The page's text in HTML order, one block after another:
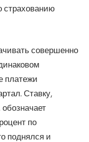
страхованию
совершенно
платежи
Ставку,
по
поднялся и